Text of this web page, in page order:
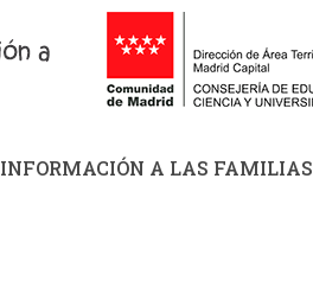
INFORMACIÓN A LAS FAMILIAS